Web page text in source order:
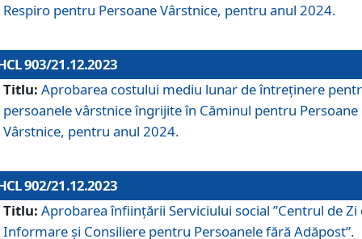
Respiro pentru Persoane Vârstnice, pentru anul 2024.
903/21.12.2023
Titlu: Aprobarea costului mediu lunar de întreţinere
persoanele vârstnice îngrijite în Căminul pentru Persoane
Vârstnice, pentru anul 2024.
902/21.12.2023
Titlu: Aprobarea înființării Serviciului social ”Centrul de Zi
Informare și Consiliere pentru Persoanele fără Adăpost”.